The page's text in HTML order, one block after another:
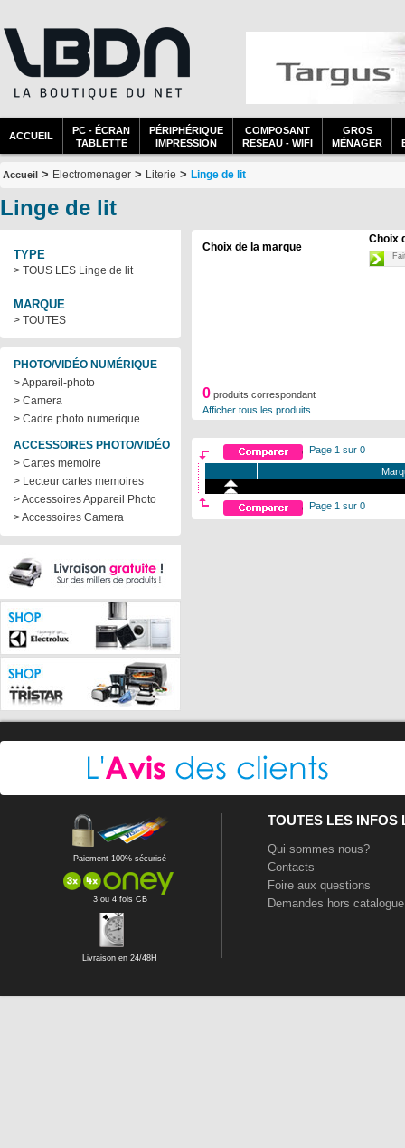
ACCUEIL
PC - ÉCRAN
TABLETTE
PÉRIPHÉRIQUE
IMPRESSION
COMPOSANT
RESEAU - WIFI
GROS
MÉNAGER
Accueil > Electromenager > Literie > Linge de lit
Linge de lit
TYPE
> TOUS LES Linge de lit
MARQUE
> TOUTES
PHOTO/VIDÉO NUMÉRIQUE
> Appareil-photo
> Camera
> Cadre photo numerique
ACCESSOIRES PHOTO/VIDÉO
> Cartes memoire
> Lecteur cartes memoires
> Accessoires Appareil Photo
> Accessoires Camera
Choix de la marque
Choix
0 produits correspondant
Afficher tous les produits
Page 1 sur 0
Page 1 sur 0
Paiement 100% sécurisé
3 ou 4 fois CB
Livraison en 24/48H
TOUTES LES INFOS
Qui sommes nous?
Contacts
Foire aux questions
Demandes hors catalogue